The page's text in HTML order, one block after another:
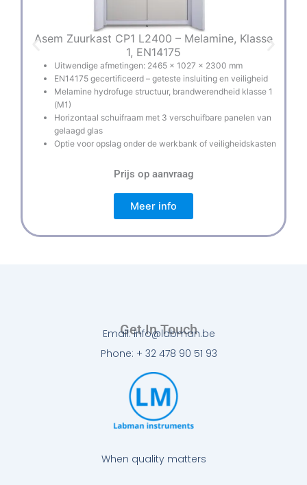
Asem Zuurkast CP1 L2400 – Melamine, Klasse
1, EN14175
Uitwendige afmetingen: 2465 × 1027 × 2300 mm
EN14175 gecertificeerd – geteste insluiting en veiligheid
Melamine hydrofuge structuur, brandwerendheid klasse 1
(M1)
Horizontaal schuifraam met 3 verschuifbare panelen van
gelaagd glas
Optie voor opslag onder de werkbank of veiligheidskasten
Prijs op aanvraag
Meer info
When quality matters
Get In Touch
Email: info@labman.be
Phone: + 32 478 90 51 93